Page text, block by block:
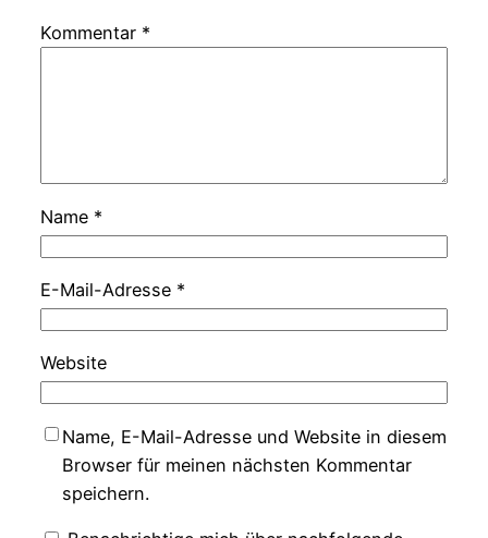
Kommentar *
Name *
E-Mail-Adresse *
Website
Name, E-Mail-Adresse und Website in diesem
Browser für meinen nächsten Kommentar
speichern.